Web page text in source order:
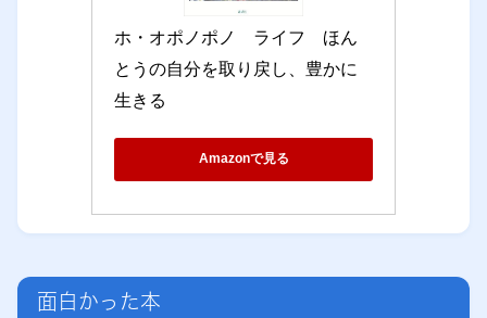
ホ・オポノポノ　ライフ　ほん
とうの自分を取り戻し、豊かに
生きる
Amazonで見る
面白かった本